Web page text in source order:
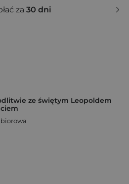
za 30 dni
ze świętym Leopoldem